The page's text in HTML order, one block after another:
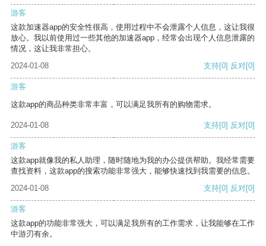
游客
这款加速器app的安全性很高，使用过程中不会泄露个人信息，这让我很
放心。我以前使用过一些其他的加速器app，经常会出现个人信息泄露的
情况，这让我非常担心。
2024-01-08
支持[0] 反对[0]
游客
这款app的商品种类非常丰富，可以满足我所有的购物需求。
2024-01-08 支持[0] 反对[0]
游客
这款app就像我的私人助理，随时随地为我的办公提供帮助。我经常需要
查找资料，这款app的搜索功能非常强大，能够快速找到我需要的信息。
2024-01-08
支持[0] 反对[0]
游客
这款app的功能非常强大，可以满足我所有的工作需求，让我能够在工作
中游刃有余。